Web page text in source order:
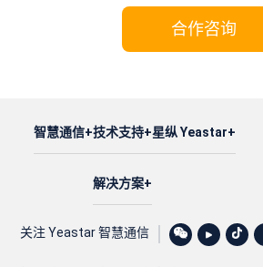
合作咨询
智慧通信 技术支持
解决方案
星纵 Yeastar
关注 Yeastar 智慧通信